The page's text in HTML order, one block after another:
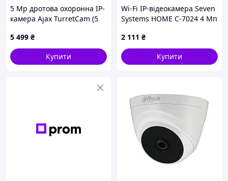
5 Mp дротова охоронна IP-
камера Ajax TurretCam (5
5 499 ₴
Купити
Wi-Fi IP-відеокамера Seven
Systems HOME С-7024 4 Мп
2 111 ₴
Купити